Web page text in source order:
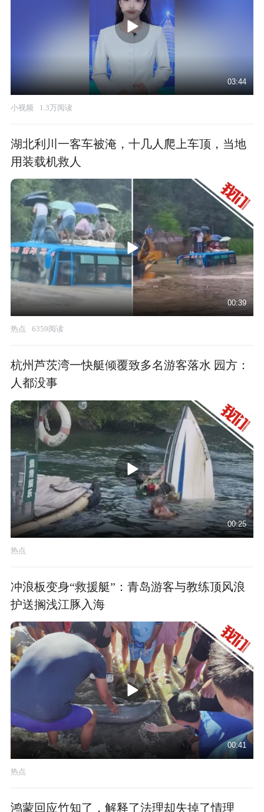
03:44
小视频 1.3万阅读
湖北利川一客车被淹，十几人爬上车顶，当地
用装载机救人
00:39
热点 6359阅读
杭州芦茨湾一快艇倾覆致多名游客落水 园方：
人都没事
00:25
热点
冲浪板变身“救援艇”：青岛游客与教练顶风浪
护送搁浅江豚入海
00:41
热点
鸿蒙回应竹知了，解释了法理却失掉了情理